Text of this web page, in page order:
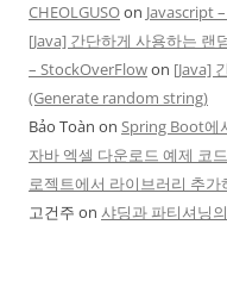
CHEOLGUSOon Javascript
[Java] 간단하게 사용하는
– StockOverFlowon [Java]
(Generate random string)
Bảo Toàn on Spring Boot에
자바 엑셀 다운로드 예제 코
로젝트에서 라이브러리 추가
고건주 on 샤딩과 파티셔닝